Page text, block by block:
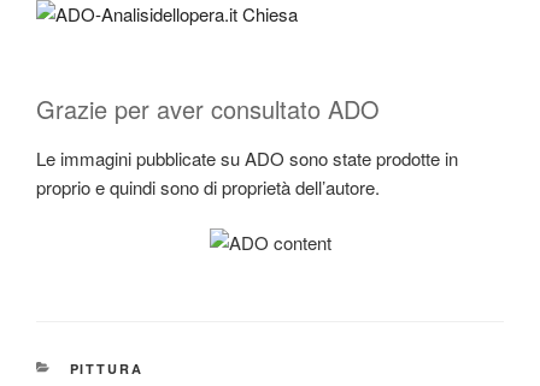
Grazie per aver consultato ADO
Le immagini pubblicate su ADO sono state prodotte in
proprio e quindi sono di proprietà dell’autore.
CATEGORIE
PITTURA